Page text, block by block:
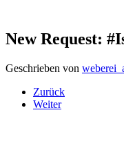
New Request:
Geschrieben von
Zurück
Weiter